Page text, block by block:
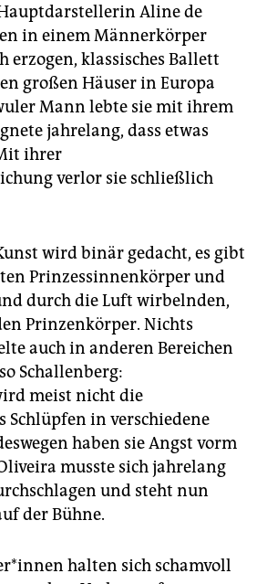
Aline de
in einem Männerkörper
erzogen, klassisches Ballett
großen Häuser in Europa
Mann lebte sie mit ihrem
jahrelang, dass etwas
ihrer
verlor sie schließlich
wird binär gedacht, es gibt
Prinzessinnenkörper und
durch die Luft wirbelnden,
Prinzenkörper. Nichts
auch in anderen Bereichen
Schallenberg:
meist nicht die
Schlüpfen in verschiedene
haben sie Angst vorm
musste sich jahrelang
und steht nun
der Bühne.
halten sich schamvoll